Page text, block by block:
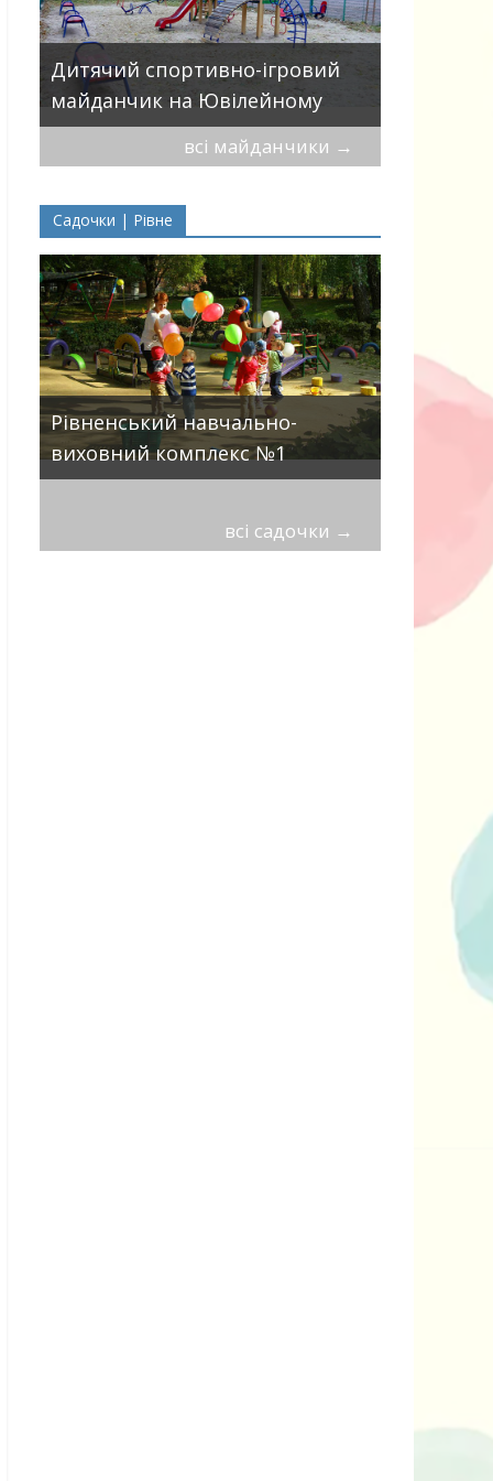
Дитячий спортивно-ігровий
майданчик на Ювілейному
всі майданчики →
Садочки | Рівне
Рівненський навчально-
виховний комплекс №1
ДНЗ
всі садочки →